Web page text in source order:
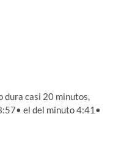
dura casi 20 minutos,
el del minuto 4:41•